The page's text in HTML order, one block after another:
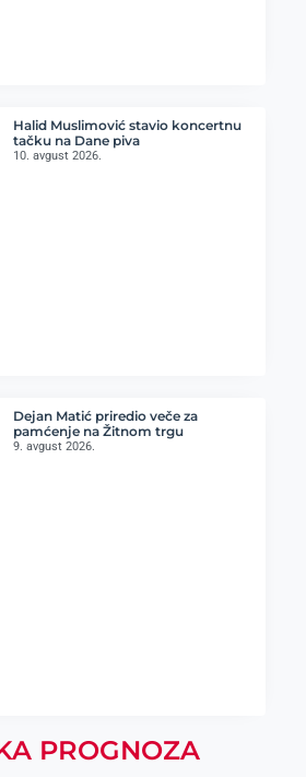
Halid Muslimović stavio koncertnu
tačku na Dane piva
10. avgust 2026.
Dejan Matić priredio veče za
pamćenje na Žitnom trgu
9. avgust 2026.
PROGNOZA